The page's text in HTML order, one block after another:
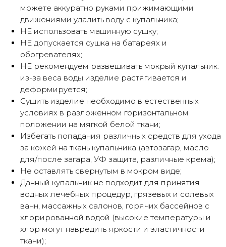
можете аккуратно руками прижимающими
движениями удалить воду с купальника;
НЕ использовать машинную сушку;
НЕ допускается сушка на батареях и
обогревателях;
НЕ рекомендуем развешивать мокрый купальник:
из-за веса воды изделие растягивается и
деформируется;
Сушить изделие необходимо в естественных
условиях в разложенном горизонтальном
положении на мягкой белой ткани;
Избегать попадания различных средств для ухода
за кожей на ткань купальника (автозагар, масло
для/после загара, УФ защита, различные крема);
Не оставлять свернутым в мокром виде;
Данный купальник не подходит для принятия
водных лечебных процедур, грязевых и солевых
ванн, массажных салонов, горячих бассейнов с
хлорированной водой (высокие температуры и
хлор могут навредить яркости и эластичности
ткани);
Оплатите сегодня 25% стоимости
покупки картой любого банка, остальное
— тремя платежами раз в две недели.
Оплата
сегодня
25%
2 недели
25%
4 недели
25%
6 недель
25%
Без комиссий и переплат
Как обычная оплата картой
Понятно